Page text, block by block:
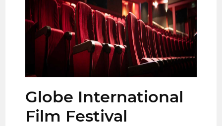
Globe International
Film Festival